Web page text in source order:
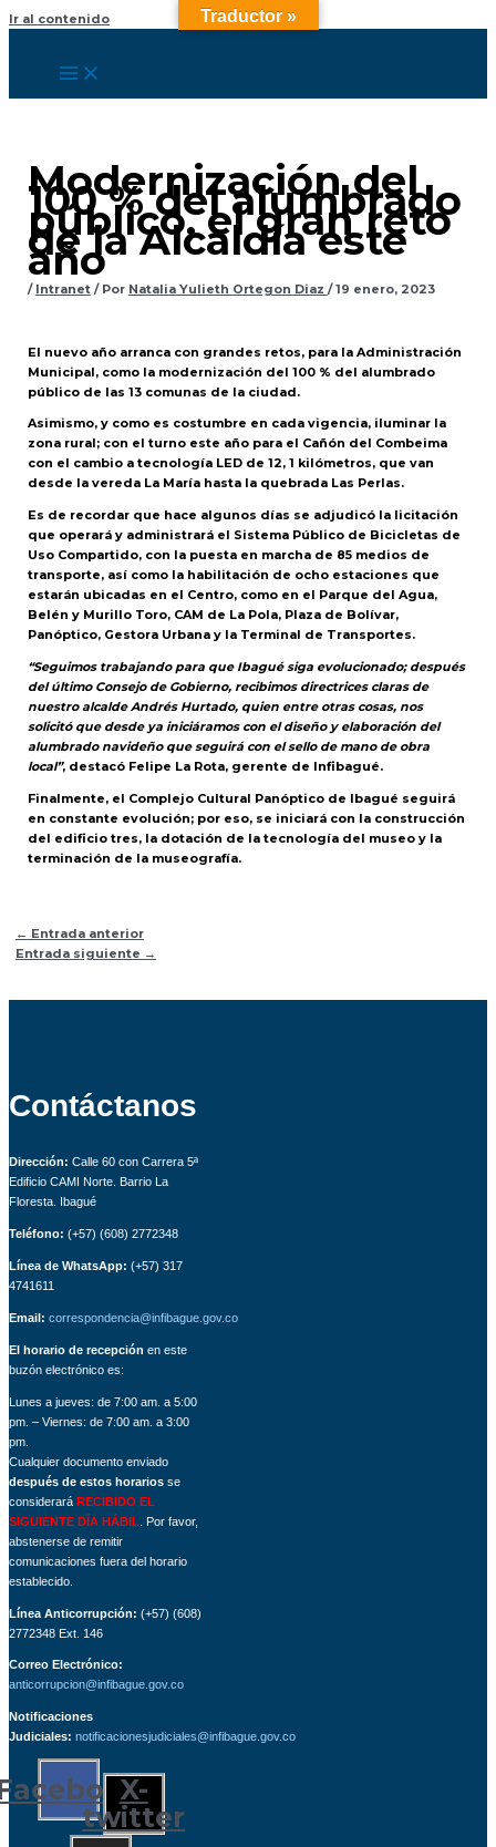
Ir al contenido
Modernización del
100 % del alumbrado
público, el gran reto
de la Alcaldía este
año
/ Intranet/ Por Natalia Yulieth Ortegon Diaz /19 enero, 2023
El nuevo año arranca con grandes retos, para la Administración
Municipal, como la modernización del 100 % del alumbrado
público de las 13 comunas de la ciudad.
Asimismo, y como es costumbre en cada vigencia, iluminar la
zona rural; con el turno este año para el Cañón del Combeima
con el cambio a tecnología LED de 12, 1 kilómetros, que van
desde la vereda La María hasta la quebrada Las Perlas.
Es de recordar que hace algunos días se adjudicó la licitación
que operará y administrará el Sistema Público de Bicicletas de
Uso Compartido, con la puesta en marcha de 85 medios de
transporte, así como la habilitación de ocho estaciones que
estarán ubicadas en el Centro, como en el Parque del Agua,
Belén y Murillo Toro, CAM de La Pola, Plaza de Bolívar,
Panóptico, Gestora Urbana y la Terminal de Transportes.
“Seguimos trabajando para que Ibagué siga evolucionado; después
del último Consejo de Gobierno, recibimos directrices claras de
nuestro alcalde Andrés Hurtado, quien entre otras cosas, nos
solicitó que desde ya iniciáramos con el diseño y elaboración del
alumbrado navideño que seguirá con el sello de mano de obra
local”, destacó Felipe La Rota, gerente de Infibagué.
Finalmente, el Complejo Cultural Panóptico de Ibagué seguirá
en constante evolución; por eso, se iniciará con la construcción
del edificio tres, la dotación de la tecnología del museo y la
terminación de la museografía.
← Entrada anterior
Entrada siguiente →
Contáctanos
Dirección: Calle 60 con Carrera 5ª
Edificio CAMI Norte. Barrio La
Floresta. Ibagué
Teléfono: (+57) (608) 2772348
Línea de WhatsApp: (+57) 317
4741611
Email: correspondencia@infibague.gov.co
El horario de recepción en este
buzón electrónico es:
Lunes a jueves: de 7:00 am. a 5:00
pm. – Viernes: de 7:00 am. a 3:00
pm.
Cualquier documento enviado
después de estos horarios se
considerará RECIBIDO EL
SIGUIENTE DÍA HÁBIL . Por favor,
abstenerse de remitir
comunicaciones fuera del horario
establecido.
Línea Anticorrupción: (+57) (608)
2772348 Ext. 146
Correo Electrónico:
anticorrupcion@infibague.gov.co
Notificaciones
Judiciales: notificacionesjudiciales@infibague.gov.co
X-
twitter
Traductor »